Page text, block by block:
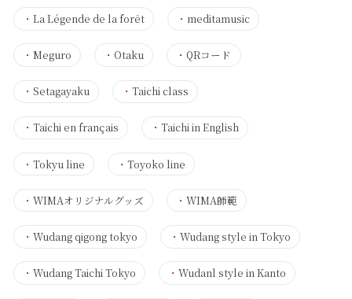
・ La Légende de la forêt ・ meditamusic
・ Meguro ・ Otaku ・QRコード
・ Setagayaku ・Taichi class
・ Taichi en français ・Taichi in English
・ Tokyu line ・Toyoko line
・ WIMAオリジナルグッズ ・WIMA師範
・ Wudang qigong tokyo ・Wudang style in Tokyo
・ Wudang Taichi Tokyo ・Wudanl style in Kanto